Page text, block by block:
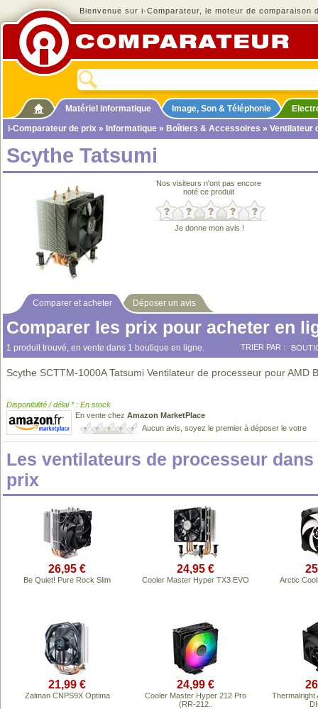
Bienvenue sur i-Comparateur, le moteur de comparaison
Matériel informatique Image, Son & Téléphonie
i-Comparateur de prix » Informatique » Boîtiers & Accessoires » Ventilateur
Scythe Tatsumi
Nos visiteurs n'ont pas encore
noté ce produit
Je donne mon avis !
Comparer et acheter Déposer un avis
Comparer les prix pour acheter en
1 produit trouvé, en vente dans 1 boutique en ligne. TRIER PAR :
Scythe SCTTM-1000A Tatsumi Ventilateur de processeur pour AMD
Disponibilité / délai * : En stock
En vente chez Amazon MarketPlace
Aucun avis, soyez le premier à déposer le votre
Les ventilateurs de processeur dans
prix
26,95 €
Be Quiet! Pure Rock Slim
24,95 €
Cooler Master Hyper TX3 EVO Arctic
21,99 €
Zalman CNPS9X Optima
24,99 €
Cooler Master Hyper 212 Pro
(RR-212..
Thermalright